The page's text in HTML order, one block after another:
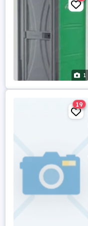
1
19